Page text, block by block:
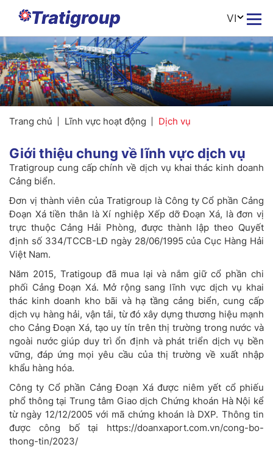
VI
Trang chủ Lĩnh vực hoạt động Dịch vụ
Giới thiệu chung về lĩnh vực dịch vụ
Tratigroup cung cấp chính về dịch vụ khai thác kinh doanh
Cảng biển.
Đơn vị thành viên của Tratigroup là Công ty Cổ phần Cảng
Đoạn Xá tiền thân là Xí nghiệp Xếp dỡ Đoạn Xá, là đơn vị
trực thuộc Cảng Hải Phòng, được thành lập theo Quyết
định số 334/TCCB-LĐ ngày 28/06/1995 của Cục Hàng Hải
Việt Nam.
Năm 2015, Tratigoup đã mua lại và nắm giữ cổ phần chi
phối Cảng Đoạn Xá. Mở rộng sang lĩnh vực dịch vụ khai
thác kinh doanh kho bãi và hạ tầng cảng biển, cung cấp
dịch vụ hàng hải, vận tải, từ đó xây dựng thương hiệu mạnh
cho Cảng Đoạn Xá, tạo uy tín trên thị trường trong nước và
ngoài nước giúp duy trì ổn định và phát triển dịch vụ bền
vững, đáp ứng mọi yêu cầu của thị trường về xuất nhập
khẩu hàng hóa.
Công ty Cổ phần Cảng Đoạn Xá được niêm yết cổ phiếu
phổ thông tại Trung tâm Giao dịch Chứng khoán Hà Nội kể
từ ngày 12/12/2005 với mã chứng khoán là DXP. Thông tin
được công bố tại https://doanxaport.com.vn/cong-bo-
thong-tin/2023/